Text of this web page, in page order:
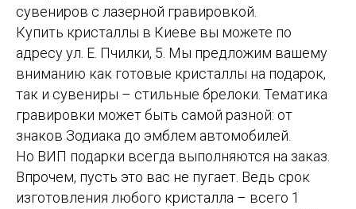
сувениров с лазерной гравировкой.
Купить кристаллы в Киеве вы можете по
адресу ул. Е. Пчилки, 5. Мы предложим вашему
вниманию как готовые кристаллы на подарок,
так и сувениры – стильные брелоки. Тематика
гравировки может быть самой разной: от
знаков Зодиака до эмблем автомобилей.
Но ВИП подарки всегда выполняются на заказ.
Впрочем, пусть это вас не пугает. Ведь срок
изготовления любого кристалла – всего 1